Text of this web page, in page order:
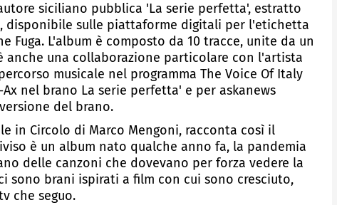
siciliano pubblica 'La serie perfetta', estratto
disponibile sulle piattaforme digitali per l'etichetta
Fuga. L'album è composto da 10 tracce, unite da un
anche una collaborazione particolare con l'artista
musicale nel programma The Voice Of Italy
nel brano La serie perfetta' e per askanews
del brano.
in Circolo di Marco Mengoni, racconta così il
è un album nato qualche anno fa, la pandemia
delle canzoni che dovevano per forza vedere la
sono brani ispirati a film con cui sono cresciuto,
che seguo.